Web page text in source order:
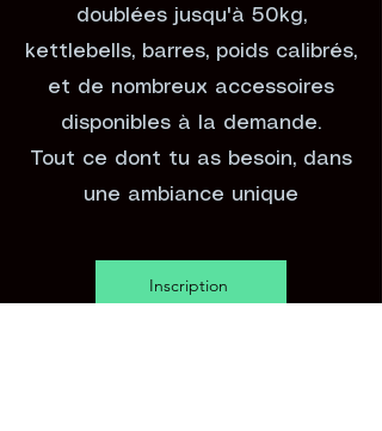
doublées jusqu'à 50kg,
kettlebells, barres, poids calibrés,
et de nombreux accessoires
disponibles à la demande.
Tout ce dont tu as besoin, dans
une ambiance unique
Inscription